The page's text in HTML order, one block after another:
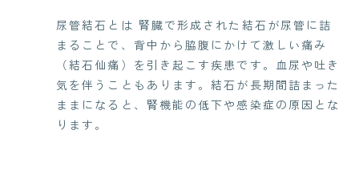
尿管結石とは 腎臓で形成された結石が尿管に詰
まることで、背中から脇腹にかけて激しい痛み
（結石仙痛）を引き起こす疾患です。血尿や吐き
気を伴うこともあります。結石が長期間詰まった
ままになると、腎機能の低下や感染症の原因とな
ります。